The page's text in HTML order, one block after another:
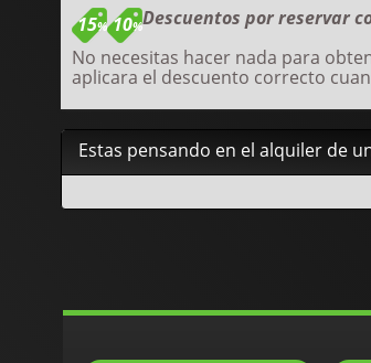
15% 10%Descuentos por reservar
No necesitas hacer nada para
aplicara el descuento correcto
Estas pensando en el alquiler de